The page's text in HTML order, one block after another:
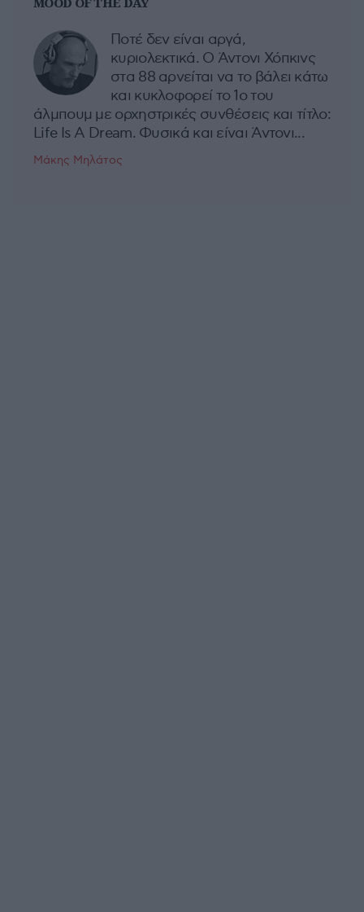
Ποτέ δεν είναι αργά,
κυριολεκτικά. Ο Άντονι Χόπκινς
στα 88 αρνείται να το βάλει κάτω
και κυκλοφορεί το 1ο του
άλμπουμ με ορχηστρικές συνθέσεις και τίτλο:
Life Is A Dream. Φυσικά και είναι Άντονι...
Μάκης Μηλάτος